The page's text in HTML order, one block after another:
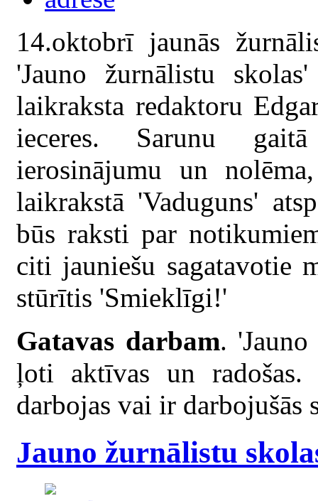
14.oktobrī jaunās
'Jauno žurnālistu
laikraksta redaktoru
ieceres. Sarunu
ierosinājumu un
laikrakstā 'Vaduguns'
būs raksti par
citi jauniešu sagatavotie
stūrītis 'Smieklīgi!'
Gatavas darbam.
ļoti aktīvas un
darbojas vai ir darbojušās
Jauno žurnālistu